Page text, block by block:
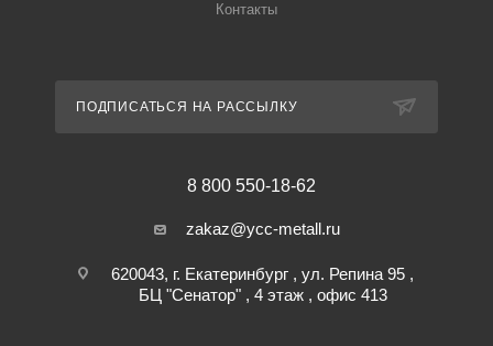
Контакты
ПОДПИСАТЬСЯ НА РАССЫЛКУ
8 800 550-18-62
zakaz@ycc-metall.ru
620043, г. Екатеринбург , ул. Репина 95 ,
БЦ "Сенатор" , 4 этаж , офис 413